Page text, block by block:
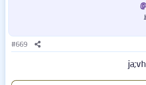
═══ ⊹⊱✫⊰⊹
لكم أداة
والرهيبة! 🌟
#669